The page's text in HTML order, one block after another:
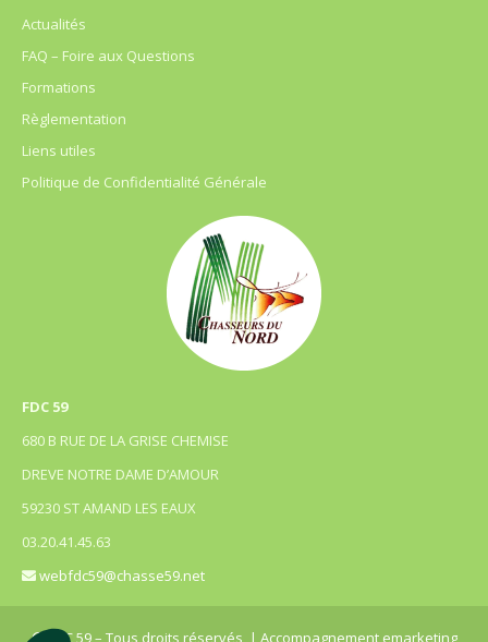
Actualités
FAQ – Foire aux Questions
Formations
Règlementation
Liens utiles
Politique de Confidentialité Générale
FDC 59
680 B RUE DE LA GRISE CHEMISE
DREVE NOTRE DAME D’AMOUR
59230 ST AMAND LES EAUX
03.20.41.45.63
webfdc59@chasse59.net
© FDC 59 – Tous droits réservés | Accompagnement emarketing